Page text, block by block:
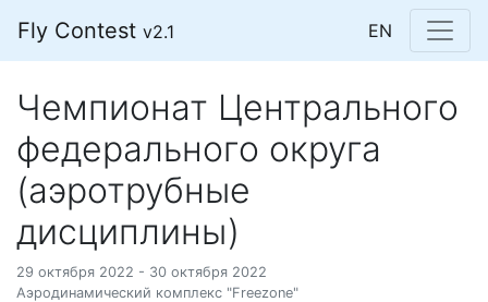
Fly Contest v2.1 EN
Чемпионат Центрального
федерального округа
(аэротрубные
дисциплины)
29 октября 2022 - 30 октября 2022
Аэродинамический комплекс "Freezone"